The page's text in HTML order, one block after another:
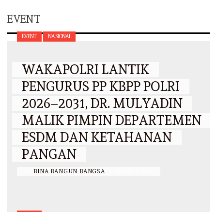
EVENT
EVENT NASIONAL
WAKAPOLRI LANTIK
PENGURUS PP KBPP POLRI
2026–2031, DR. MULYADIN
MALIK PIMPIN DEPARTEMEN
ESDM DAN KETAHANAN
PANGAN
BINA BANGUN BANGSA